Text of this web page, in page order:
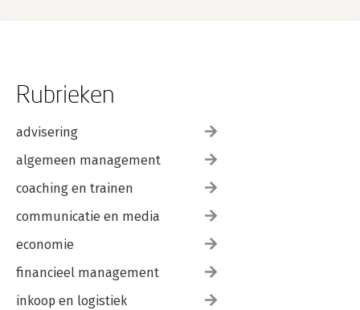
Rubrieken
advisering
algemeen management
coaching en trainen
communicatie en media
economie
financieel management
inkoop en logistiek